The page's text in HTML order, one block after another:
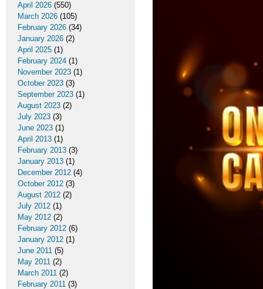
April 2026 (550)
March 2026 (105)
February 2026 (34)
January 2026 (2)
April 2025 (1)
February 2024 (1)
November 2023 (1)
October 2023 (3)
September 2023 (1)
August 2023 (2)
July 2023 (3)
June 2023 (1)
April 2013 (1)
February 2013 (3)
January 2013 (1)
December 2012 (4)
October 2012 (3)
August 2012 (2)
July 2012 (1)
May 2012 (2)
February 2012 (6)
January 2012 (1)
June 2011 (5)
May 2011 (2)
March 2011 (2)
February 2011 (3)